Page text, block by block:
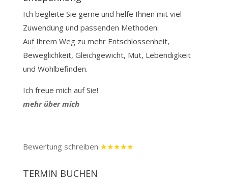
Ich begleite Sie gerne und helfe Ihnen mit viel
Zuwendung und passenden Methoden:
Auf Ihrem Weg zu mehr Entschlossenheit,
Beweglichkeit, Gleichgewicht, Mut, Lebendigkeit
und Wohlbefinden.
Ich freue mich auf Sie!
mehr über mich
Bewertung schreiben ★★★★★
TERMIN BUCHEN